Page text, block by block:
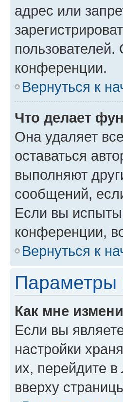
адрес или
конференции.
Вернуться к
Что делает
Она удаляет
оставаться
выполняют
сообщений,
Если вы
конференции,
Вернуться к
Параметры
Как мне
Если вы
настройки
их, перейдите в
вверху